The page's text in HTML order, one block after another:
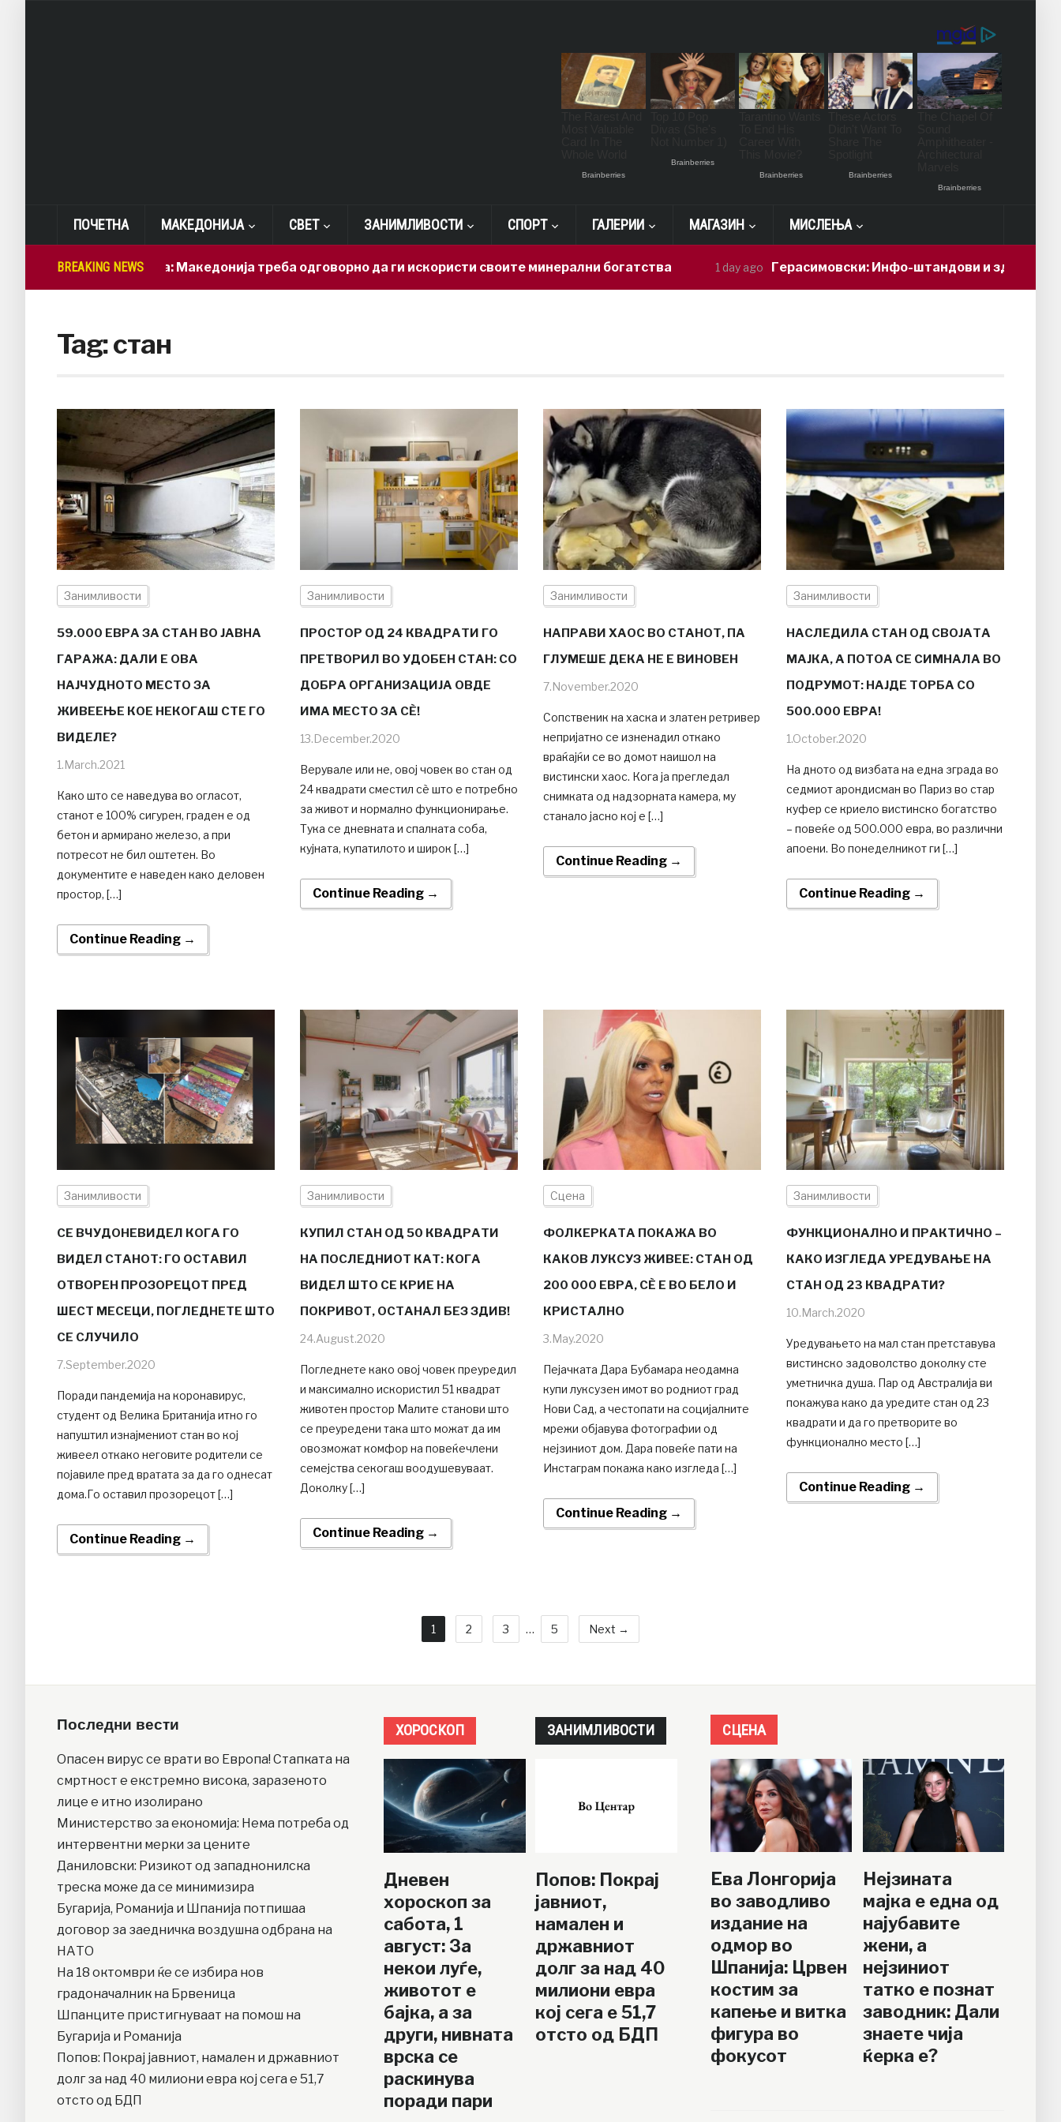
ПОЧЕТНА МАКЕДОНИЈА СВЕТ ЗАНИМЛИВОСТИ СПОРТ ГАЛЕРИИ МАГАЗИН МИСЛЕЊА
BREAKING NEWS
Лепиткова: Македонија треба одговорно да ги искористи своите минерални богатства 1 day ago Герасимовски: Инфо-штандови и здравствени
Tag:стан
Занимливости
59.000 ЕВРА ЗА СТАН ВО ЈАВНА
ГАРАЖА: ДАЛИ Е ОВА
НАЈЧУДНОТО МЕСТО ЗА
ЖИВЕЕЊЕ КОЕ НЕКОГАШ СТЕ ГО
ВИДЕЛЕ?
1.March.2021
Како што се наведува во огласот,
станот е 100% сигурен, граден е од
бетон и армирано железо, а при
потресот не бил оштетен. Во
документите е наведен како деловен
простор, […]
Continue Reading →
Занимливости
ПРОСТОР ОД 24 КВАДРАТИ ГО
ПРЕТВОРИЛ ВО УДОБЕН СТАН: СО
ДОБРА ОРГАНИЗАЦИЈА ОВДЕ
ИМА МЕСТО ЗА СÈ!
13.December.2020
Верувале или не, овој човек во стан од
24 квадрати сместил сè што е потребно
за живот и нормално функционирање.
Тука се дневната и спалната соба,
кујната, купатилото и широк […]
Continue Reading →
Занимливости
НАПРАВИ ХАОС ВО СТАНОТ, ПА
ГЛУМЕШЕ ДЕКА НЕ Е ВИНОВЕН
7.November.2020
Сопственик на хаска и златен ретривер
непријатно се изненадил откако
враќајќи се во домот наишол на
вистински хаос. Кога ја прегледал
снимката од надзорната камера, му
станало јасно кој е […]
Continue Reading →
Занимливости
НАСЛЕДИЛА СТАН ОД СВОЈАТА
МАЈКА, А ПОТОА СЕ СИМНАЛА ВО
ПОДРУМОТ: НАЈДЕ ТОРБА СО
500.000 ЕВРА!
1.October.2020
На дното од визбата на една зграда во
седмиот арондисман во Париз во стар
куфер се криело вистинско богатство
– повеќе од 500.000 евра, во различни
апоени. Во понеделникот ги […]
Continue Reading →
Занимливости
СЕ ВЧУДОНЕВИДЕЛ КОГА ГО
ВИДЕЛ СТАНОТ: ГО ОСТАВИЛ
ОТВОРЕН ПРОЗОРЕЦОТ ПРЕД
ШЕСТ МЕСЕЦИ, ПОГЛЕДНЕТЕ ШТО
СЕ СЛУЧИЛО
7.September.2020
Поради пандемија на коронавирус,
студент од Велика Британија итно го
напуштил изнајмениот стан во кој
живеел откако неговите родители се
појавиле пред вратата за да го однесат
дома.Го оставил прозорецот […]
Continue Reading →
Занимливости
КУПИЛ СТАН ОД 50 КВАДРАТИ
НА ПОСЛЕДНИОТ КАТ: КОГА
ВИДЕЛ ШТО СЕ КРИЕ НА
ПОКРИВОТ, ОСТАНАЛ БЕЗ ЗДИВ!
24.August.2020
Погледнете како овој човек преуредил
и максимално искористил 51 квадрат
животен простор Малите станови што
се преуредени така што можат да им
овозможат комфор на повеќечлени
семејства секогаш воодушевуваат.
Доколку […]
Continue Reading →
Сцена
ФОЛКЕРКАТА ПОКАЖА ВО
КАКОВ ЛУКСУЗ ЖИВЕЕ: СТАН ОД
200 000 ЕВРА, СÈ E ВО БЕЛО И
КРИСТАЛНО
3.May.2020
Пејачката Дара Бубамара неодамна
купи луксузен имот во родниот град
Нови Сад, а честопати на социјалните
мрежи објавува фотографии од
нејзиниот дом. Дара повеќе пати на
Инстаграм покажа како изгледа […]
Continue Reading →
Занимливости
ФУНКЦИОНАЛНО И ПРАКТИЧНО –
КАКО ИЗГЛЕДА УРЕДУВАЊЕ НА
СТАН ОД 23 КВАДРАТИ?
10.March.2020
Уредувањето на мал стан претставува
вистинско задоволство доколку сте
уметничка душа. Пар од Австралија ви
покажува како да уредите стан од 23
квадрати и да го претворите во
функционално место […]
Continue Reading →
1 2 3 … 5 Next →
Последни вести
Опасен вирус се врати во Европа! Стапката на
смртност е екстремно висока, заразеното
лице е итно изолирано
Министерство за економија: Нема потреба од
интервентни мерки за цените
Даниловски: Ризикот од западнонилска
треска може да се минимизира
Бугарија, Романија и Шпанија потпишаа
договор за заедничка воздушна одбрана на
НАТО
На 18 октомври ќе се избира нов
градоначалник на Брвеница
Шпанците пристигнуваат на помош на
Бугарија и Романија
Попов: Покрај јавниот, намален и државниот
долг за над 40 милиони евра кој сега е 51,7
отсто од БДП
ХОРОСКОП
Дневен
хороскоп за
сабота, 1
август: За
некои луѓе,
животот е
бајка, а за
други, нивната
врска се
раскинува
поради пари
ЗАНИМЛИВОСТИ
Попов: Покрај
јавниот,
намален и
државниот
долг за над 40
милиони евра
кој сега е 51,7
отсто од БДП
СЦЕНА
Ева Лонгорија
во заводливо
издание на
одмор во
Шпанија: Црвен
костим за
капење и витка
фигура во
фокусот
Нејзината
мајка е една од
најубавите
жени, а
нејзиниот
татко е познат
заводник: Дали
знаете чија
ќерка е?